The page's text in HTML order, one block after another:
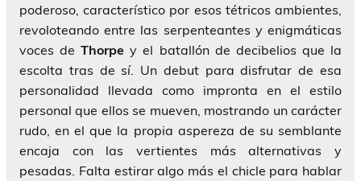
poderoso, característico por esos tétricos ambientes,
revoloteando entre las serpenteantes y enigmáticas
voces deThorpe y el batallón de decibelios que la
escolta tras de sí. Un debut para disfrutar de esa
personalidad llevada como impronta en el estilo
personal que ellos se mueven, mostrando un carácter
rudo, en el que la propia aspereza de su semblante
encaja con las vertientes más alternativas y
pesadas. Falta estirar algo más el chicle para hablar